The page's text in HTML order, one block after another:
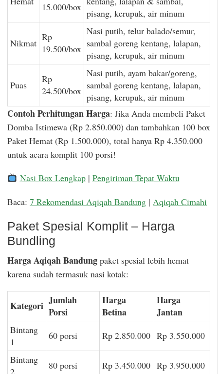
15.000/box
pisang, kerupuk, air minum
Nikmat
Rp
19.500/box
Nasi putih, telur balado/semur,
sambal goreng kentang, lalapan,
pisang, kerupuk, air minum
Puas
Rp
24.500/box
Nasi putih, ayam bakar/goreng,
sambal goreng kentang, lalapan,
pisang, kerupuk, air minum
Contoh Perhitungan Harga: Jika Anda membeli Paket
Domba Istimewa (Rp 2.850.000) dan tambahkan 100 box
Paket Hemat (Rp 1.500.000), total hanya Rp 4.350.000
untuk acara komplit 100 porsi!
Nasi Box Lengkap| Pengiriman Tepat Waktu
Baca: 7 Rekomendasi Aqiqah Bandung | Aqiqah Cimahi
Paket Spesial Komplit – Harga
Bundling
Harga Aqiqah Bandung paket spesial lebih hemat
karena sudah termasuk nasi kotak:
Kategori Jumlah
Porsi
Harga
Betina
Harga
Jantan
Bintang
1
60 porsi Rp 2.850.000 Rp 3.550.000
Bintang
2
80 porsi Rp 3.450.000 Rp 3.950.000